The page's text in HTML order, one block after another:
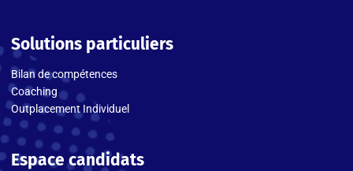
Solutions particuliers
Bilan de compétences
Coaching
Outplacement Individuel
Espace candidats